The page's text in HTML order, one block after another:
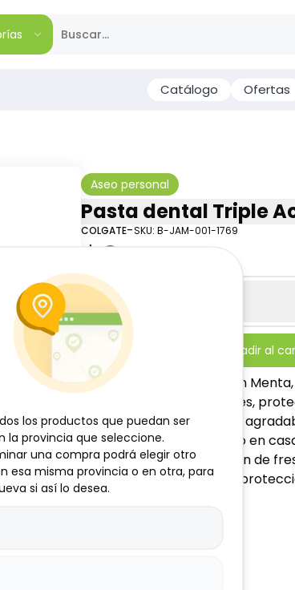
Catálogo Ofertas
Aseo personal
Pasta dental Triple
COLGATE-SKU: B-JAM-001-1769
$ 3
Especificaciones
Añadir al
Pasta dental Triple Acción
profundamente los dientes,
refresca el aliento con un
práctica para el uso diario en
dental integral y sensación de
quienes buscan limpieza,
los productos que puedan ser
la provincia que seleccione.
una compra podrá elegir otro
esa misma provincia o en otra, para
si así lo desea.
los productos que puedan ser
la provincia que seleccione.
una compra podrá elegir otro
esa misma provincia o en otra, para
si así lo desea.